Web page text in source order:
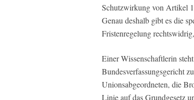
Schutzwirkung von Artikel
Genau deshalb gibt es die
Fristenregelung
Einer Wissenschaftlerin
Bundesverfassungsgericht
Unionsabgeordneten, die
Linie auf das Grundgesetz